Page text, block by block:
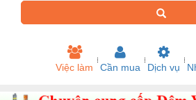
Việc làm Cần mua Dịch vụ